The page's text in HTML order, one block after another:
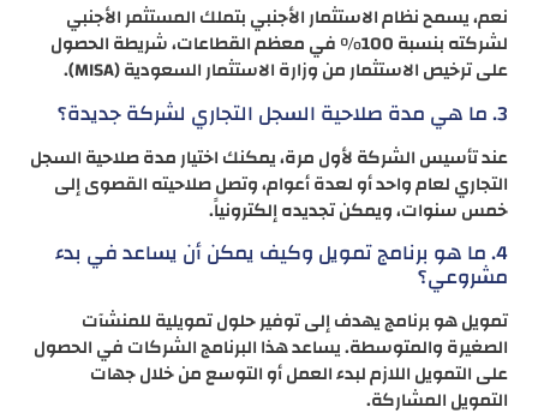
نعم، يسمح نظام الاستثمار الأجنبي بتملك المستثمر الأجنبي
لشركته بنسبة 100% في معظم القطاعات، شريطة الحصول
على ترخيص الاستثمار من وزارة الاستثمار السعودية (MISA).
3. ما هي مدة صلاحية السجل التجاري لشركة جديدة؟
عند تأسيس الشركة لأول مرة، يمكنك اختيار مدة صلاحية السجل
التجاري لعام واحد أو لعدة أعوام، وتصل صلاحيته القصوى إلى
خمس سنوات، ويمكن تجديده إلكترونياً.
4. ما هو برنامج تمويل وكيف يمكن أن يساعد في بدء
مشروعي؟
تمويل هو برنامج يهدف إلى توفير حلول تمويلية للمنشآت
الصغيرة والمتوسطة. يساعد هذا البرنامج الشركات في الحصول
على التمويل اللازم لبدء العمل أو التوسع من خلال جهات
التمويل المشاركة.